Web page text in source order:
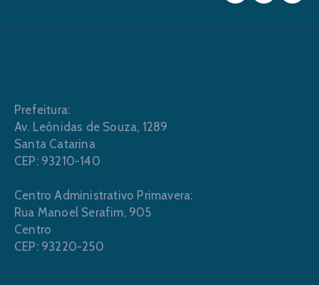
Prefeitura:
Av. Leônidas de Souza, 1289
Santa Catarina
CEP: 93210-140
Centro Administrativo Primavera:
Rua Manoel Serafim, 905
Centro
CEP: 93220-250